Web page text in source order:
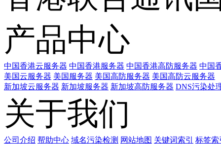
产品中心
中国香港云服务器 中国香港服务器 中国香港高防服务器 中国
美国云服务器 美国服务器 美国高防服务器 美国高防云服务器
新加坡云服务器 新加坡服务器 新加坡高防服务器 DNS污染处
关于我们
公司介绍 帮助中心 域名污染检测 网站地图 关键词索引 标签索